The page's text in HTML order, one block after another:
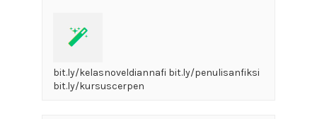
bit.ly/kelasnoveldiannafi bit.ly/penulisanfiksi
bit.ly/kursuscerpen